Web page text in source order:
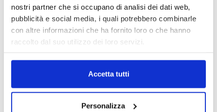
nostri partner che si occupano di analisi dei dati web,
pubblicità e social media, i quali potrebbero combinarle
con altre informazioni che ha fornito loro o che hanno
raccolto dal suo utilizzo dei loro servizi.
Accetta tutti
Personalizza